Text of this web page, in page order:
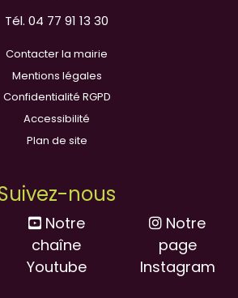
Tél. 04 77 91 13 30
Contacter la mairie
Mentions légales
Confidentialité RGPD
Accessibilité
Plan de site
nous
Notre
chaîne
Youtube
Notre
page
Instagram